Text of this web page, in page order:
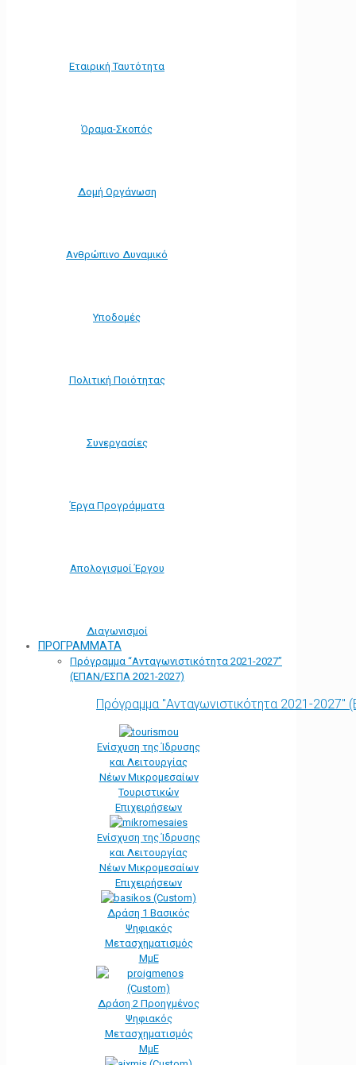
Εταιρική Ταυτότητα
Όραμα-Σκοπός
Δομή Οργάνωση
Ανθρώπινο Δυναμικό
Υποδομές
Πολιτική Ποιότητας
Συνεργασίες
Έργα Προγράμματα
Απολογισμοί Έργου
Διαγωνισμοί
ΠΡΟΓΡΑΜΜΑΤΑ
Πρόγραμμα “Ανταγωνιστικότητα 2021-2027”
(ΕΠΑΝ/ΕΣΠΑ 2021-2027)
Πρόγραμμα "Ανταγωνιστικότητα 2021-
Ενίσχυση της Ίδρυσης
και Λειτουργίας
Νέων Μικρομεσαίων
Τουριστικών
Επιχειρήσεων
Ενίσχυση της Ίδρυσης
και Λειτουργίας
Νέων Μικρομεσαίων
Επιχειρήσεων
Δράση 1 Βασικός
Ψηφιακός
Μετασχηματισμός
ΜμΕ
Δράση 2 Προηγμένος
Ψηφιακός
Μετασχηματισμός
ΜμΕ